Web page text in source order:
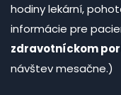
hodiny lekární,
informácie pre
zdravotníckom
návštev mesačne.)